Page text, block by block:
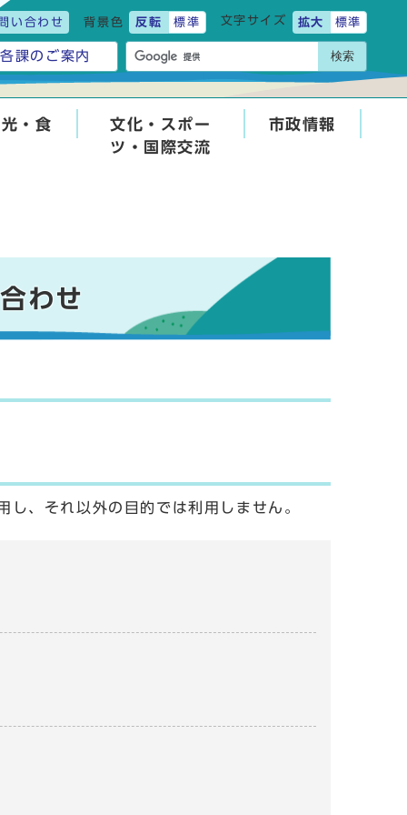
い合わせ 背景色 反転 標準 文字サイズ 拡大 標準
各課のご案内 検索
・食
文化・スポー
ツ・国際交流
市政情報
わせ
、それ以外の目的では利用しません。